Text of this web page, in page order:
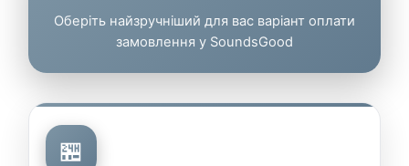
Оберіть найзручніший для вас варіант оплати
замовлення у SoundsGood
🏪